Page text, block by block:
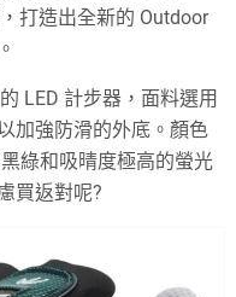
打造出全新的 Outdoor
LED 計步器，面料選用
加強防滑的外底。顏色
綠和吸晴度極高的螢光
買返對呢?